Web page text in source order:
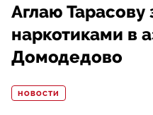
Аглаю
наркотиками в
Домодедово
НОВОСТИ